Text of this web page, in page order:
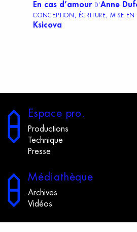
En cas d’amour
D’Anne
CONCEPTION, ÉCRITURE, MISE EN
Ksicova
Espace pro.
Productions
Technique
Presse
Médiathèque
Archives
Vidéos